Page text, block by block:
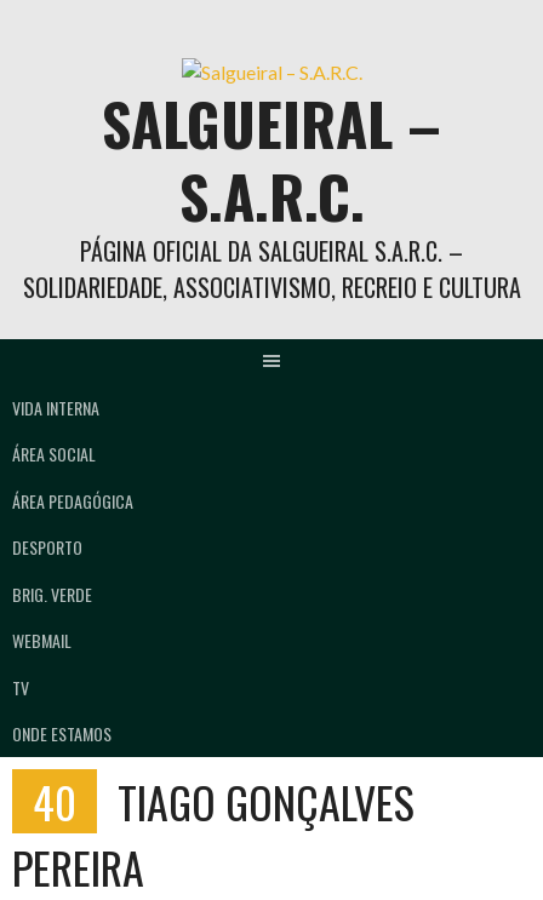
SALGUEIRAL –
S.A.R.C.
PÁGINA OFICIAL DA SALGUEIRAL S.A.R.C. –
SOLIDARIEDADE, ASSOCIATIVISMO, RECREIO E CULTURA
VIDA INTERNA
ÁREA SOCIAL
ÁREA PEDAGÓGICA
DESPORTO
BRIG. VERDE
WEBMAIL
TV
ONDE ESTAMOS
40
TIAGO GONÇALVES
PEREIRA